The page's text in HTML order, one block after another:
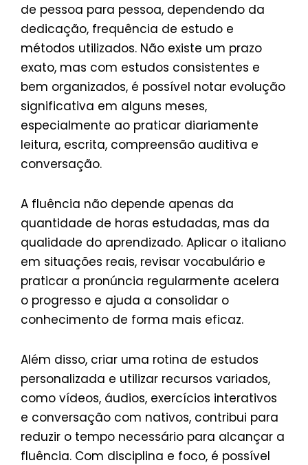
de pessoa para pessoa, dependendo da
dedicação, frequência de estudo e
métodos utilizados. Não existe um prazo
exato, mas com estudos consistentes e
bem organizados, é possível notar evolução
significativa em alguns meses,
especialmente ao praticar diariamente
leitura, escrita, compreensão auditiva e
conversação.
A fluência não depende apenas da
quantidade de horas estudadas, mas da
qualidade do aprendizado. Aplicar o italiano
em situações reais, revisar vocabulário e
praticar a pronúncia regularmente acelera
o progresso e ajuda a consolidar o
conhecimento de forma mais eficaz.
Além disso, criar uma rotina de estudos
personalizada e utilizar recursos variados,
como vídeos, áudios, exercícios interativos
e conversação com nativos, contribui para
reduzir o tempo necessário para alcançar a
fluência. Com disciplina e foco, é possível